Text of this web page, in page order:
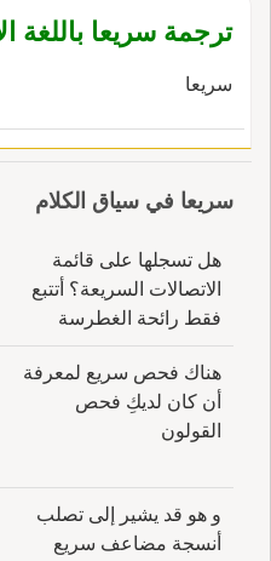
ترجمة سريعا باللغة
سريعا
سريعا في سياق الكلام
هل تسجلها على قائمة
الاتصالات السريعة؟ أتتبع
فقط رائحة الغطرسة
هناك فحص سريع لمعرفة
أن كان لديكِ فحص
القولون
و هو قد يشير إلى تصلب
أنسجة مضاعف سريع